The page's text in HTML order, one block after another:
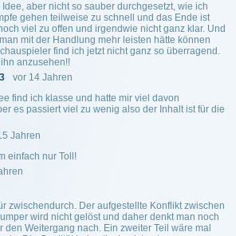
Idee, aber nicht so sauber durchgesetzt, wie ich
gehen teilweise zu schnell und das Ende ist
viel zu offen und irgendwie nicht ganz klar. Und
mit der Handlung mehr leisten hätte können
find ich jetzt nicht ganz so überragend.
anzusehen!!
vor 14 Jahren
find ich klasse und hatte mir viel davon
es passiert viel zu wenig also der Inhalt ist für die
Jahren
einfach nur Toll!
zwischendurch. Der aufgestellte Konflikt zwischen
wird nicht gelöst und daher denkt man noch
den Weitergang nach. Ein zweiter Teil wäre mal